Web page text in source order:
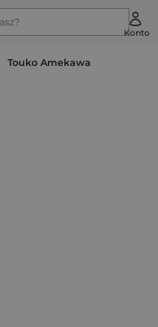
Konto
Touko Amekawa